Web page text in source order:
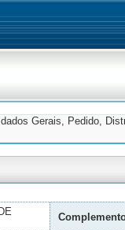
Gerais, Pedido,